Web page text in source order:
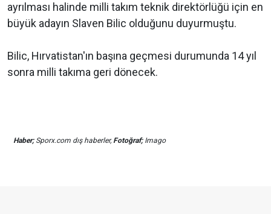
ayrılması halinde milli takım teknik direktörlüğü için en
büyük adayın Slaven Bilic olduğunu duyurmuştu.
Bilic, Hırvatistan'ın başına geçmesi durumunda 14 yıl
sonra milli takıma geri dönecek.
Haber;Sporx.com dış haberler,Fotoğraf;Imago